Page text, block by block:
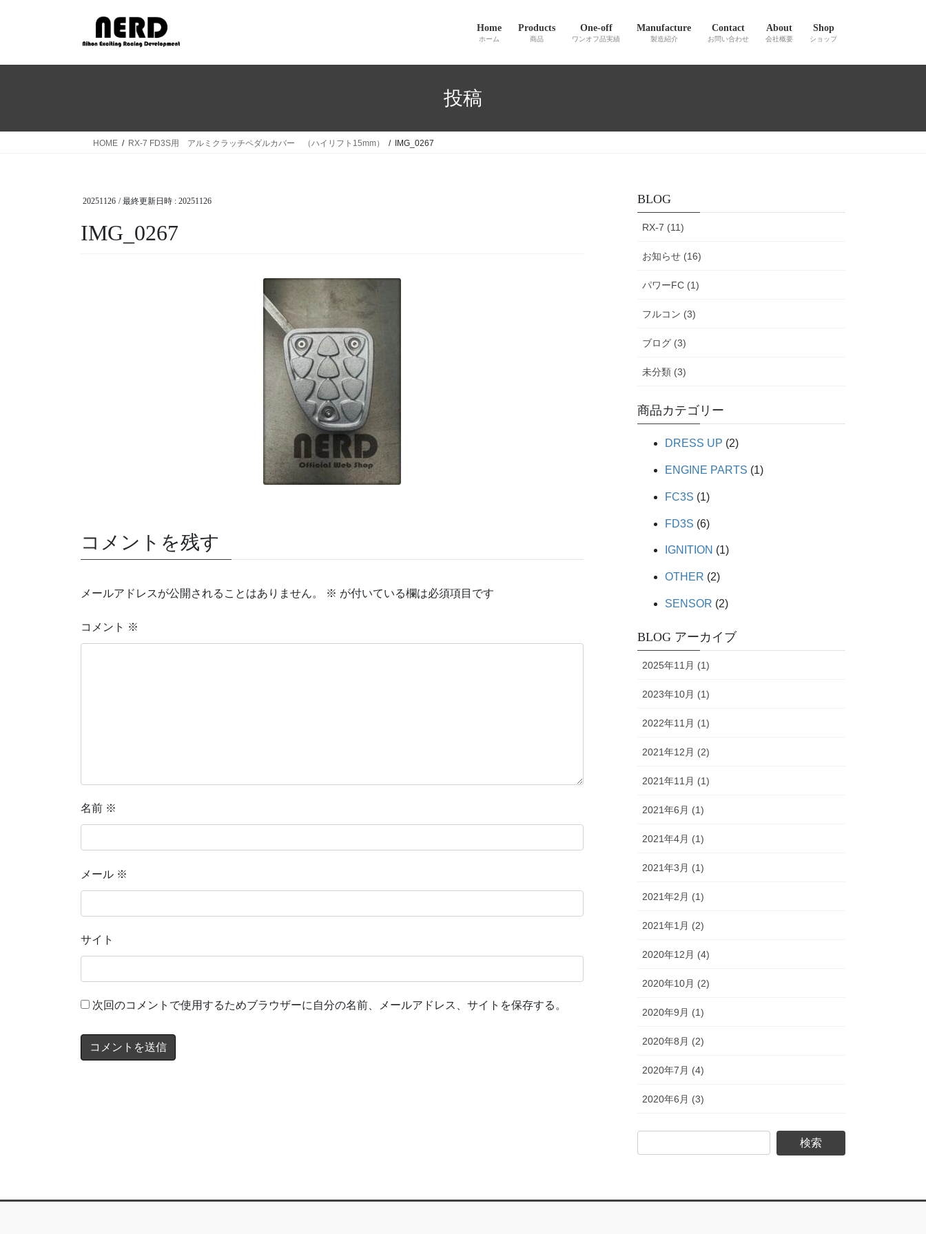
Home
ホーム
Products
商品
One-off
ワンオフ品実績
Manufacture
製造紹介
Contact
お問い合わせ
About
会社概要
Shop
ショップ
投稿
HOME RX-7 FD3S用 アルミクラッチペダルカバー （ハイリフト15mm） IMG_0267
20251126 / 最終更新日時 : 20251126
IMG_0267
コメントを残す
メールアドレスが公開されることはありません。 ※ が付いている欄は必須項目です
コメント ※
名前 ※
メール ※
サイト
次回のコメントで使用するためブラウザーに自分の名前、メールアドレス、サイトを保存する。
BLOG
RX-7 (11)
お知らせ (16)
パワーFC (1)
フルコン (3)
ブログ (3)
未分類 (3)
商品カテゴリー
DRESS UP (2)
ENGINE PARTS (1)
FC3S (1)
FD3S (6)
IGNITION (1)
OTHER (2)
SENSOR (2)
BLOG アーカイブ
2025年11月 (1)
2023年10月 (1)
2022年11月 (1)
2021年12月 (2)
2021年11月 (1)
2021年6月 (1)
2021年4月 (1)
2021年3月 (1)
2021年2月 (1)
2021年1月 (2)
2020年12月 (4)
2020年10月 (2)
2020年9月 (1)
2020年8月 (2)
2020年7月 (4)
2020年6月 (3)